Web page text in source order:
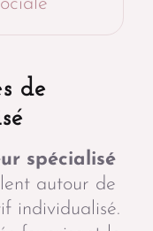
de
spécialisé
autour de
individualisé.